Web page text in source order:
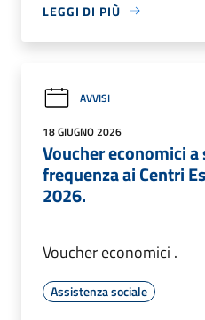
LEGGI DI PIÙ
AVVISI
18 GIUGNO 2026
Voucher economici
frequenza ai Centri
2026.
Voucher economici .
Assistenza sociale